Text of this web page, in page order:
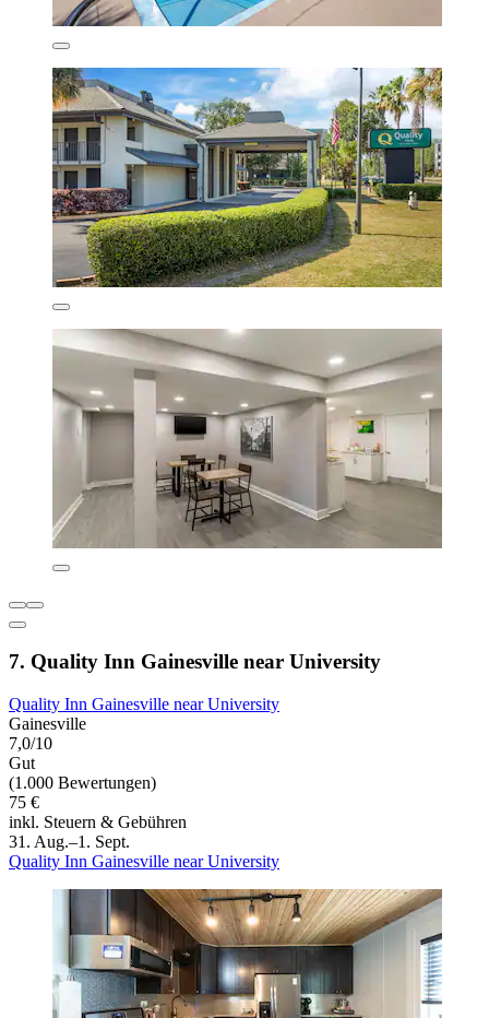
7. Quality Inn Gainesville near University
Quality Inn Gainesville near University
Gainesville
7,0/10
Gut
(1.000 Bewertungen)
75 €
inkl. Steuern & Gebühren
31. Aug.–1. Sept.
Quality Inn Gainesville near University